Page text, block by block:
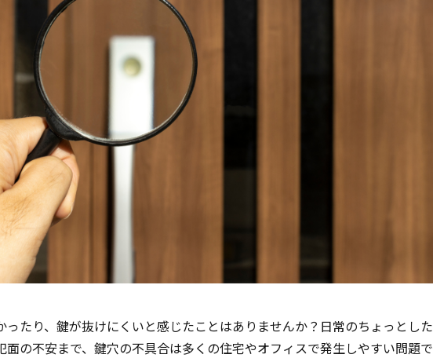
ったり、鍵が抜けにくいと感じたことはありませんか？日常のちょっとした
面の不安まで、鍵穴の不具合は多くの住宅やオフィスで発生しやすい問題で